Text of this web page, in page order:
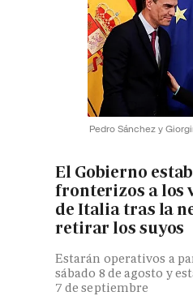
Pedro Sánchez y
El Gobierno
fronterizos a los
de Italia tras la
retirar los suyos
Estarán operativos a
sábado 8 de agosto y
7 de septiembre